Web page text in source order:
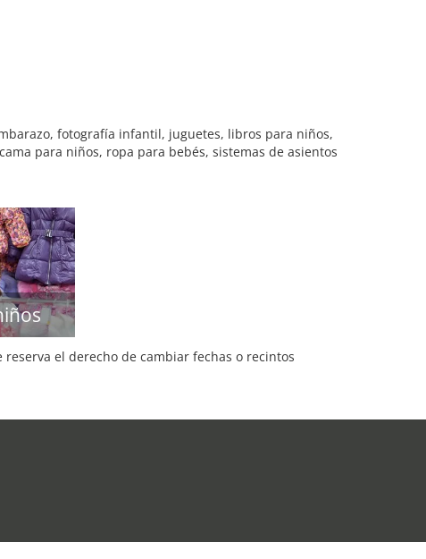
fotografía infantil, juguetes, libros para niños,
para niños, ropa para bebés, sistemas de asientos
el derecho de cambiar fechas o recintos